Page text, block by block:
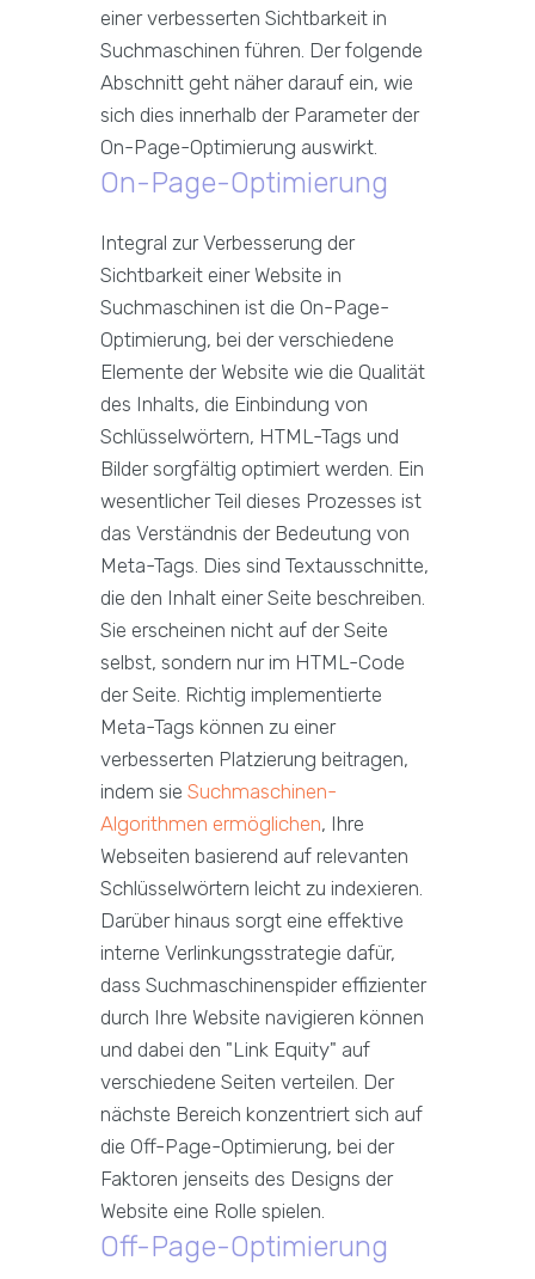
einer verbesserten Sichtbarkeit in
Suchmaschinen führen. Der folgende
Abschnitt geht näher darauf ein, wie
sich dies innerhalb der Parameter der
On-Page-Optimierung auswirkt.
On-Page-Optimierung
Integral zur Verbesserung der
Sichtbarkeit einer Website in
Suchmaschinen ist die On-Page-
Optimierung, bei der verschiedene
Elemente der Website wie die Qualität
des Inhalts, die Einbindung von
Schlüsselwörtern, HTML-Tags und
Bilder sorgfältig optimiert werden. Ein
wesentlicher Teil dieses Prozesses ist
das Verständnis der Bedeutung von
Meta-Tags. Dies sind Textausschnitte,
die den Inhalt einer Seite beschreiben.
Sie erscheinen nicht auf der Seite
selbst, sondern nur im HTML-Code
der Seite. Richtig implementierte
Meta-Tags können zu einer
verbesserten Platzierung beitragen,
indem sie Suchmaschinen-
Algorithmen ermöglichen, Ihre
Webseiten basierend auf relevanten
Schlüsselwörtern leicht zu indexieren.
Darüber hinaus sorgt eine effektive
interne Verlinkungsstrategie dafür,
dass Suchmaschinenspider effizienter
durch Ihre Website navigieren können
und dabei den "Link Equity" auf
verschiedene Seiten verteilen. Der
nächste Bereich konzentriert sich auf
die Off-Page-Optimierung, bei der
Faktoren jenseits des Designs der
Website eine Rolle spielen.
Off-Page-Optimierung